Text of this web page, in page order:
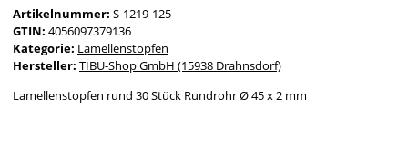
Artikelnummer: S-1219-125
GTIN: 4056097379136
Kategorie: Lamellenstopfen
Hersteller: TIBU-Shop GmbH (15938 Drahnsdorf)
Lamellenstopfen rund 30 Stück Rundrohr Ø 45 x 2 mm